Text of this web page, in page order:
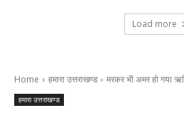
Load more